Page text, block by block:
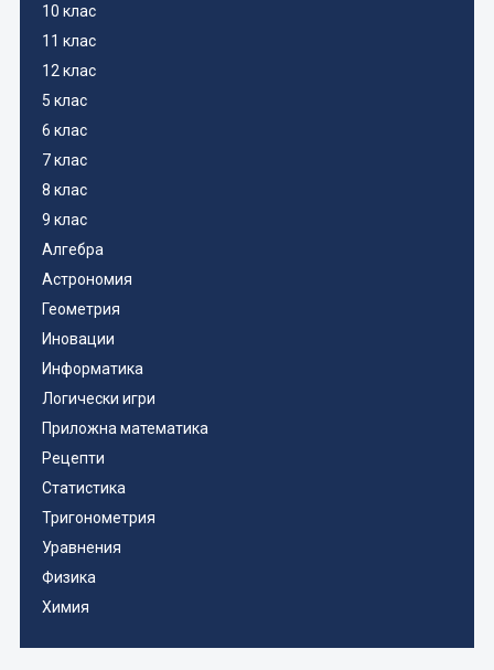
10 клас
11 клас
12 клас
5 клас
6 клас
7 клас
8 клас
9 клас
Алгебра
Астрономия
Геометрия
Иновации
Информатика
Логически игри
Приложна математика
Рецепти
Статистика
Тригонометрия
Уравнения
Физика
Химия